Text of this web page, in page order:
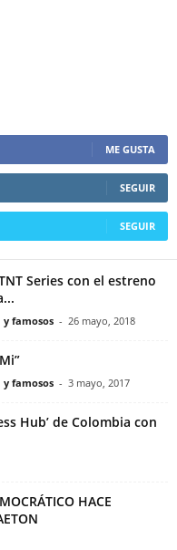
ME GUSTA
SEGUIR
SEGUIR
Series con el estreno
y famosos - 26 mayo, 2018
y famosos - 3 mayo, 2017
Hub’ de Colombia con
HACE